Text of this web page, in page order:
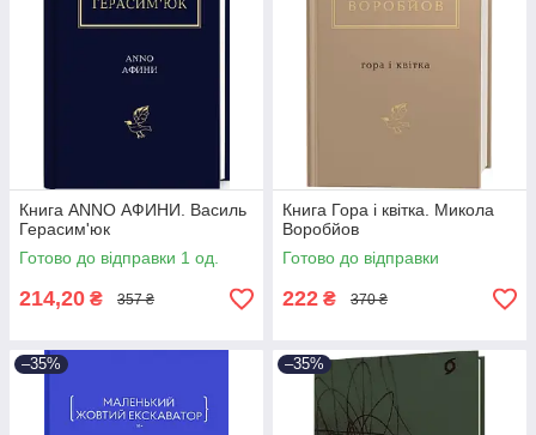
Книга ANNO АФИНИ. Василь
Герасим'юк
Готово до відправки 1 од.
214,20 ₴ 357 ₴
Книга Гора і квітка. Микола
Воробйов
Готово до відправки
222 ₴ 370 ₴
–35% –35%